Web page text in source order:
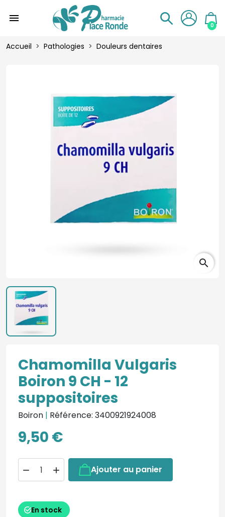
menu
0
Accueil Pathologies Douleurs dentaires
search
Chamomilla Vulgaris
Boiron 9 CH - 12
suppositoires
Boiron | Référence: 3400921924008
9,50 €
  Ajouter au panier
En stock